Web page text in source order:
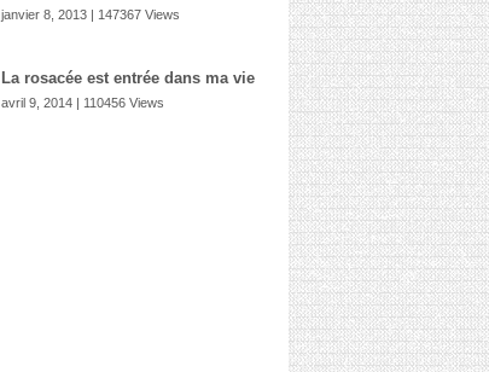
janvier 8, 2013 | 147367 Views
La rosacée est entrée dans ma vie
avril 9, 2014 | 110456 Views